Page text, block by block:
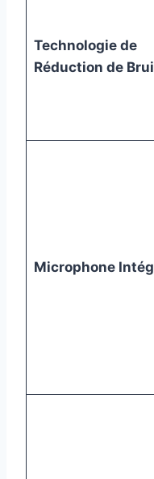
Technologie de
Réduction de
Microphone